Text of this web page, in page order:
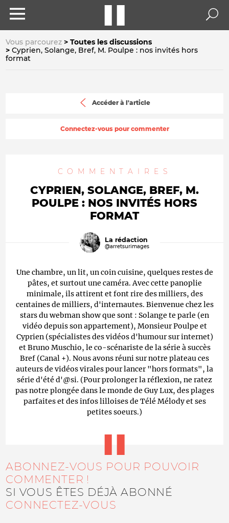
Vous parcourez
Toutes les discussions
Cyprien, Solange, Bref, M. Poulpe : nos invités hors
format
Accéder à l'article
Connectez-vous pour commenter
COMMENTAIRES
CYPRIEN, SOLANGE, BREF, M.
POULPE : NOS INVITÉS HORS
FORMAT
La rédaction
@arretsurimages
Une chambre, un lit, un coin cuisine, quelques restes de
pâtes, et surtout une caméra. Avec cette panoplie
minimale, ils attirent et font rire des milliers, des
centaines de milliers, d'internautes. Bienvenue chez les
stars du webman show que sont : Solange te parle (en
vidéo depuis son appartement), Monsieur Poulpe et
Cyprien (spécialistes des vidéos d'humour sur internet)
et Bruno Muschio, le co-scénariste de la série à succès
Bref (Canal +). Nous avons réuni sur notre plateau ces
auteurs de vidéos virales pour lancer "hors formats", la
série d'été d'@si. (Pour prolonger la réflexion, ne ratez
pas notre plongée dans le monde de Guy Lux, des plages
parfaites et des infos lilloises de Télé Mélody et ses
petites soeurs.)
ABONNEZ-VOUS POUR POUVOIR
COMMENTER !
SI VOUS ÊTES DÉJÀ ABONNÉ
CONNECTEZ-VOUS